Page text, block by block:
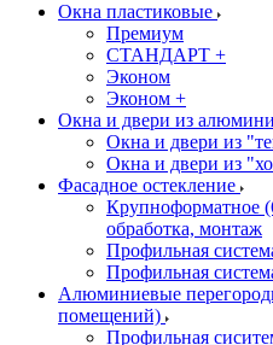
Окна пластиковые
Премиум
СТАНДАРТ +
Эконом
Эконом +
Окна и двери из
Окна и двери из
Окна и двери из
Фасадное остекление
Крупноформатное
обработка, монтаж
Профильная
Профильная
Алюминиевые
помещений)
Профильная